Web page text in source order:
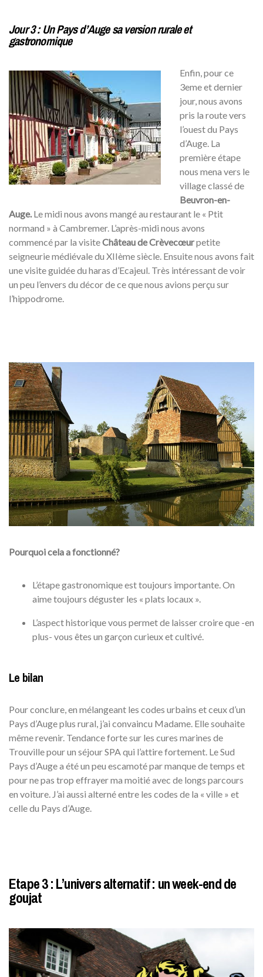
Jour 3 : Un Pays d’Auge sa version rurale et
gastronomique
Enfin, pour ce
3eme et dernier
jour, nous avons
pris la route vers
l’ouest du Pays
d’Auge. La
première étape
nous mena vers le
village classé de
Beuvron-en-
Auge.Le midi nous avons mangé au restaurant le « Ptit
normand » à Cambremer. L’après-midi nous avons
commencé par la visiteChâteau de Crèvecœurpetite
seigneurie médiévale du XIIème siècle. Ensuite nous avons fait
une visite guidée du haras d’Ecajeul. Très intéressant de voir
un peu l’envers du décor de ce que nous avions perçu sur
l’hippodrome.
Pourquoi cela a fonctionné?
L’étape gastronomique est toujours importante. On
aime toujours déguster les « plats locaux ».
L’aspect historique vous permet de laisser croire que -en
plus- vous êtes un garçon curieux et cultivé.
Le bilan
Pour conclure, en mélangeant les codes urbains et ceux d’un
Pays d’Auge plus rural, j’ai convaincu Madame. Elle souhaite
même revenir. Tendance forte sur les cures marines de
Trouville pour un séjour SPA qui l’attire fortement. Le Sud
Pays d’Auge a été un peu escamoté par manque de temps et
pour ne pas trop effrayer ma moitié avec de longs parcours
en voiture. J’ai aussi alterné entre les codes de la « ville » et
celle du Pays d’Auge.
Etape 3 : L’univers alternatif : un week-end de
goujat